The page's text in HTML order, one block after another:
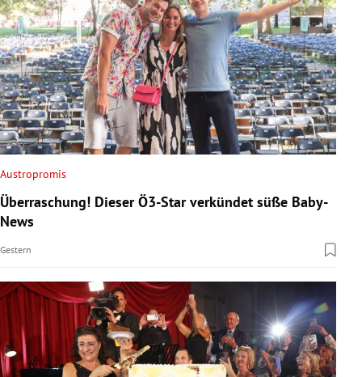
Untermenü
Austropromis
Überraschung! Dieser Ö3-Star verkündet süße Baby-
News
Gestern